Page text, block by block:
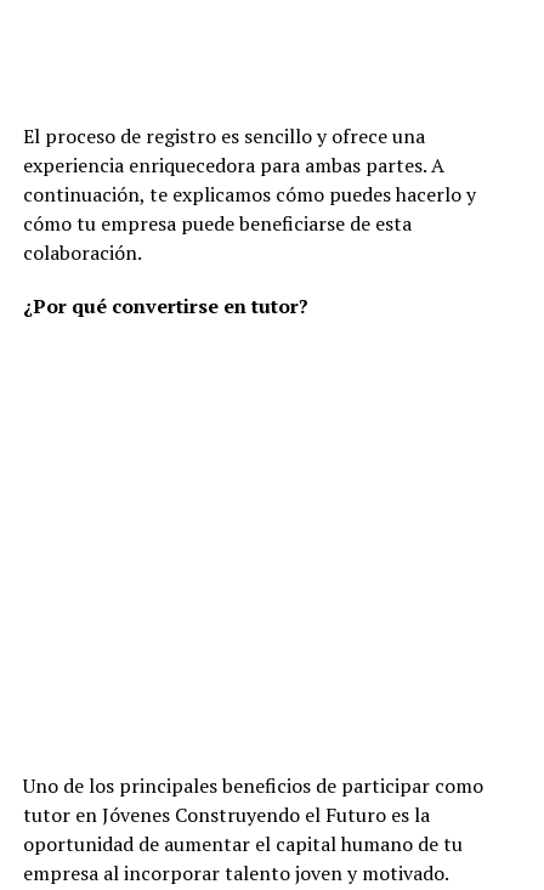
El proceso de registro es sencillo y ofrece una
experiencia enriquecedora para ambas partes. A
continuación, te explicamos cómo puedes hacerlo y
cómo tu empresa puede beneficiarse de esta
colaboración.
¿Por qué convertirse en tutor?
Uno de los principales beneficios de participar como
tutor en Jóvenes Construyendo el Futuro es la
oportunidad de aumentar el capital humano de tu
empresa al incorporar talento joven y motivado.